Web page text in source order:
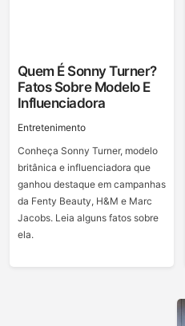
Quem É Sonny Turner?
Fatos Sobre Modelo E
Influenciadora
Entretenimento
Conheça Sonny Turner, modelo
britânica e influenciadora que
ganhou destaque em campanhas
da Fenty Beauty, H&M e Marc
Jacobs. Leia alguns fatos sobre
ela.